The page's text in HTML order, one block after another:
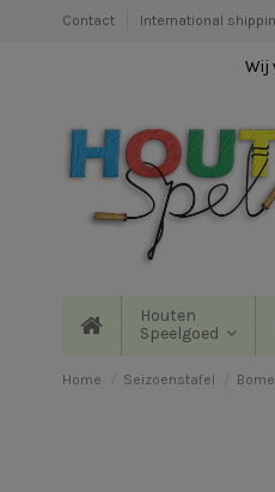
Contact International
Wij
Houten
Speelgoed
Home Seizoenstafel